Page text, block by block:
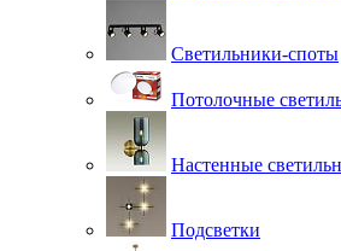
Светильники-споты
Потолочные
Настенные
Подсветки